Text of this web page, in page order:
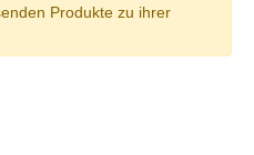
Produkte zu ihrer